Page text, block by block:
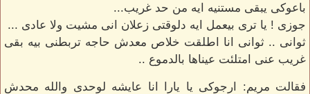
باعوكى يبقى مستنيه ايه من حد غريب...
جوزى ! يا ترى بيعمل ايه دلوقتى زعلان انى مشيت ولا عادى ...
ثوانى .. ثوانى انا اطلقت خلاص معدش حاجه تربطنى بيه بقى
غريب عنى امتلئت عيناها بالدموع ..
فقالت مريم: ارجوكى يا يارا انا عايشه لوحدى والله محدش